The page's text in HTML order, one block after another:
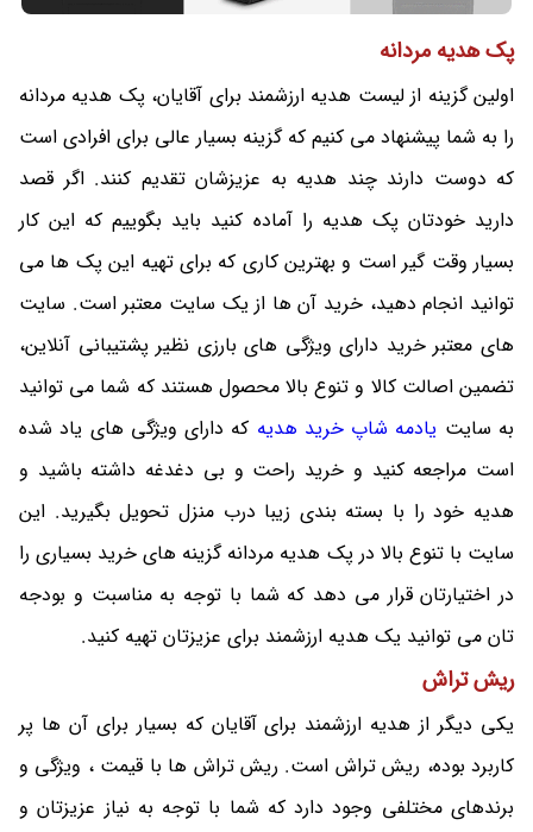
پک هدیه مردانه
اولین گزینه از لیست هدیه ارزشمند برای آقایان، پک هدیه مردانه
را به شما پیشنهاد می کنیم که گزینه بسیار عالی برای افرادی است
که دوست دارند چند هدیه به عزیزشان تقدیم کنند. اگر قصد
دارید خودتان پک هدیه را آماده کنید باید بگوییم که این کار
بسیار وقت گیر است و بهترین کاری که برای تهیه این پک ها می
توانید انجام دهید، خرید آن ها از یک سایت معتبر است. سایت
های معتبر خرید دارای ویژگی های بارزی نظیر پشتیبانی آنلاین،
تضمین اصالت کالا و تنوع بالا محصول هستند که شما می توانید
به سایت یادمه شاپ خرید هدیه که دارای ویژگی های یاد شده
است مراجعه کنید و خرید راحت و بی دغدغه داشته باشید و
هدیه خود را با بسته بندی زیبا درب منزل تحویل بگیرید. این
سایت با تنوع بالا در پک هدیه مردانه گزینه های خرید بسیاری را
در اختیارتان قرار می دهد که شما با توجه به مناسبت و بودجه
تان می توانید یک هدیه ارزشمند برای عزیزتان تهیه کنید.
ریش تراش
یکی دیگر از هدیه ارزشمند برای آقایان که بسیار برای آن ها پر
کاربرد بوده، ریش تراش است. ریش تراش ها با قیمت ، ویژگی و
برندهای مختلفی وجود دارد که شما با توجه به نیاز عزیزتان و